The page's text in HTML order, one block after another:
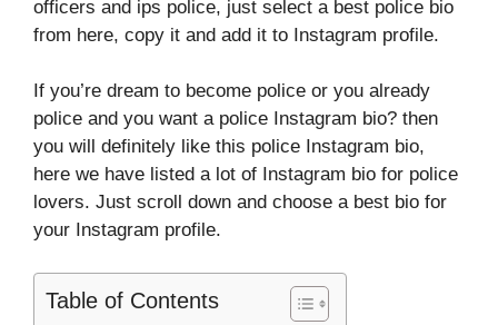
officers and ips police, just select a best police bio
from here, copy it and add it to Instagram profile.
If you’re dream to become police or you already
police and you want a police Instagram bio? then
you will definitely like this police Instagram bio,
here we have listed a lot of Instagram bio for police
lovers. Just scroll down and choose a best bio for
your Instagram profile.
Table of Contents